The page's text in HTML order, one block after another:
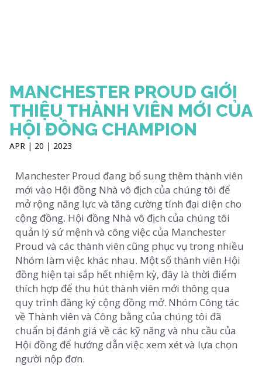
MANCHESTER PROUD GIỚI
THIỆU THÀNH VIÊN MỚI CỦA
HỘI ĐỒNG CHAMPION
APR | 20 | 2023
Manchester Proud đang bổ sung thêm thành viên
mới vào Hội đồng Nhà vô địch của chúng tôi để
mở rộng năng lực và tăng cường tính đại diện cho
cộng đồng. Hội đồng Nhà vô địch của chúng tôi
quản lý sứ mệnh và công việc của Manchester
Proud và các thành viên cũng phục vụ trong nhiều
Nhóm làm việc khác nhau. Một số thành viên Hội
đồng hiện tại sắp hết nhiệm kỳ, đây là thời điểm
thích hợp để thu hút thành viên mới thông qua
quy trình đăng ký cộng đồng mở. Nhóm Công tác
về Thành viên và Công bằng của chúng tôi đã
chuẩn bị đánh giá về các kỹ năng và nhu cầu của
Hội đồng để hướng dẫn việc xem xét và lựa chọn
người nộp đơn.